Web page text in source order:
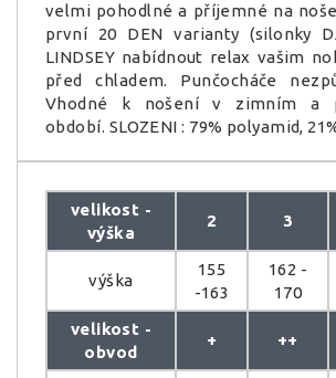
velmi pohodlné a příjemné na
první 20 DEN varianty (silonky
LINDSEY nabídnout relax vašim
před chladem. Punčocháče
Vhodné k nošení v zimním a
období. SLOZENI : 79% polyamid,
velikost -
výška
2 3
výška
155
-163
162 -
170
velikost -
obvod
+ ++